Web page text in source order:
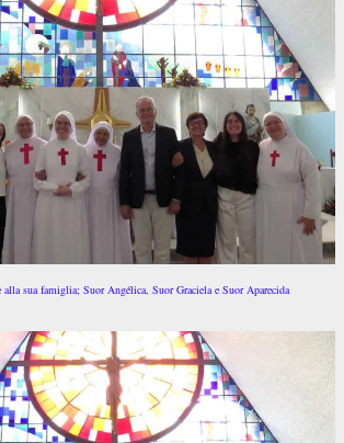
sua famiglia; Suor Angélica, Suor Graciela e Suor Aparecida